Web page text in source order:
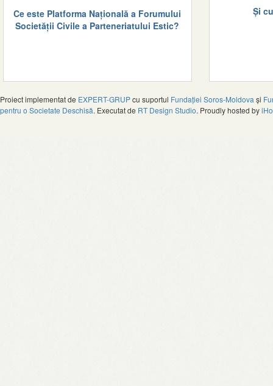
Ce este Platforma Națională a Forumului
Societății Civile a Parteneriatului Estic?
Și
Proiect implementat de EXPERT-GRUPcu suportul Fundației Soros-Moldova și
pentru o Societate Deschisă. Executat de RT Design Studio. Proudly hosted by